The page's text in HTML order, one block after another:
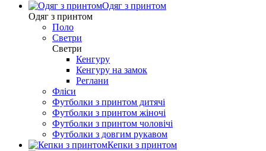
Одяг з принтом
Одяг з принтом
Поло
Светри
Светри
Кенгуру
Кенгуру на замок
Реглани
Фліси
Футболки з принтом дитячі
Футболки з принтом жіночі
Футболки з принтом чоловічі
Футболки з довгим рукавом
Кепки з принтом